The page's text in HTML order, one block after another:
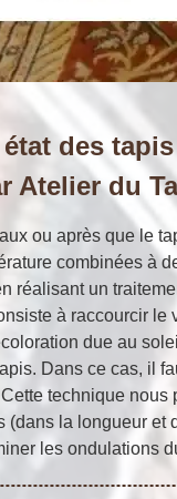
des
Atelier du
ou après que le
combinées à
réalisant un
à raccourcir le
due au
Dans ce cas, il
technique nous
(dans la longueur et
les ondulations